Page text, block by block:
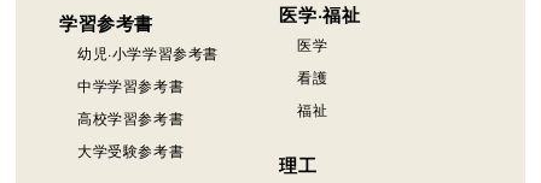
学習参考書
幼児·小学学習参考書
中学学習参考書
高校学習参考書
大学受験参考書
医学·福祉
医学
看護
福祉
理工